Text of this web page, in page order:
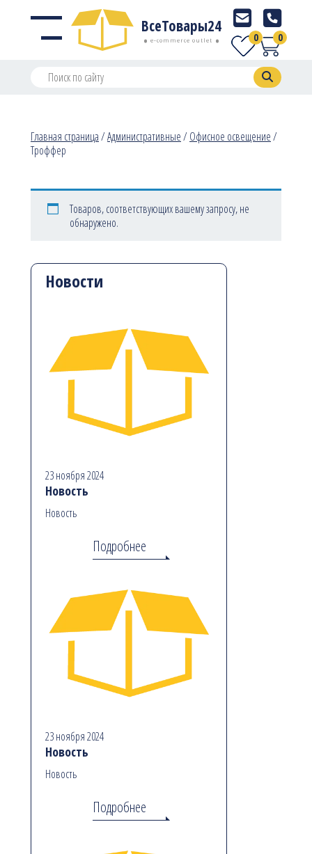
ВсеТовары24
e-commerce outlet 0
0
Главная страница/Административные/Офисное освещение/
Троффер
Товаров, соответствующих вашему запросу, не
обнаружено.
Новости
23 ноября 2024
Новость
Новость
Подробнее
23 ноября 2024
Новость
Новость
Подробнее